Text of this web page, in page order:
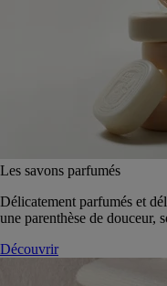
Les savons parfumés
Délicatement parfumés et
une parenthèse de douceur,
Découvrir